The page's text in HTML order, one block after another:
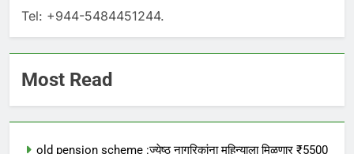
Tel: +944-5484451244.
Most Read
old pension scheme :ज्येष्ठ नागरिकांना महिन्याला मिळणार ₹5500